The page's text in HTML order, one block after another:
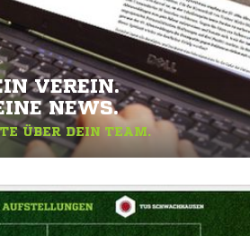
VEREIN.
NEWS.
ÜBER DEIN TEAM.